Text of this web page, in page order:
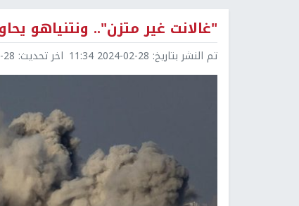
"غالانت غير متزن".. ونتنياهو
تم النشر بتاريخ: 2024-02-28 11:34 اخر تحديث: